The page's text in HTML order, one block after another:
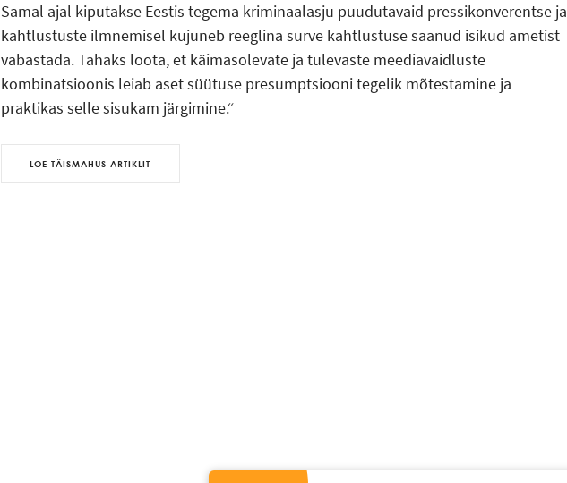
Samal ajal kiputakse Eestis tegema kriminaalasju puudutavaid pressikonverentse ja
kahtlustuste ilmnemisel kujuneb reeglina surve kahtlustuse saanud isikud ametist
vabastada. Tahaks loota, et käimasolevate ja tulevaste meediavaidluste
kombinatsioonis leiab aset süütuse presumptsiooni tegelik mõtestamine ja
praktikas selle sisukam järgimine.“
LOE TÄISMAHUS ARTIKLIT